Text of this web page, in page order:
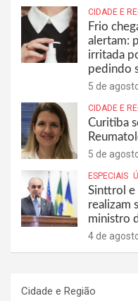
CIDADE E
Frio
alertam:
irritada
pedindo
5 de
CIDADE E
Curitiba
5 de
ESPECIAIS
Sinttrol e
realizam
ministro
4 de
Cidade e Região